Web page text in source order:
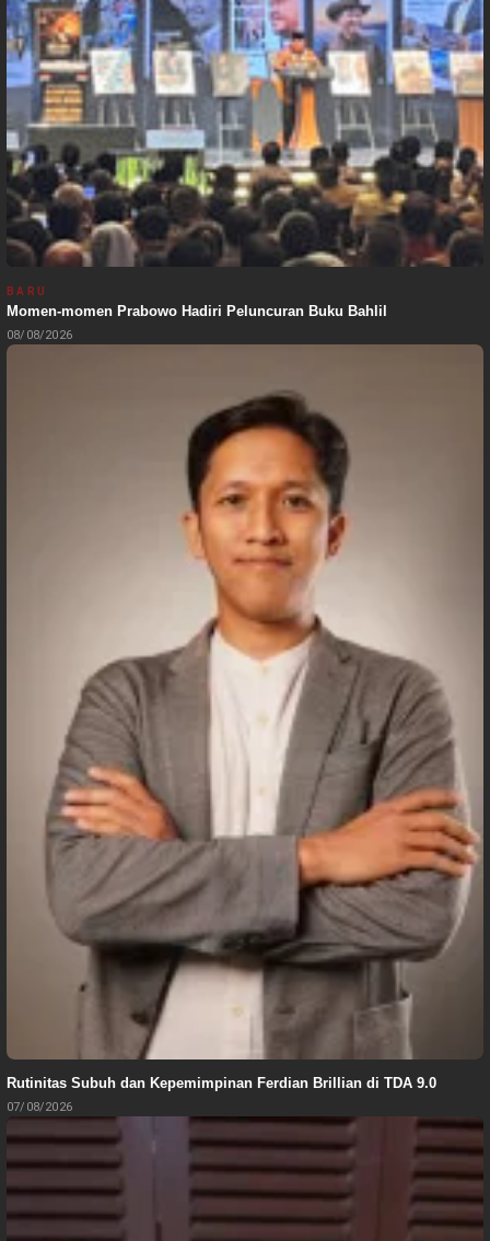
BARU
Momen-momen Prabowo Hadiri Peluncuran Buku Bahlil
08/08/2026
Rutinitas Subuh dan Kepemimpinan Ferdian Brillian di TDA 9.0
07/08/2026